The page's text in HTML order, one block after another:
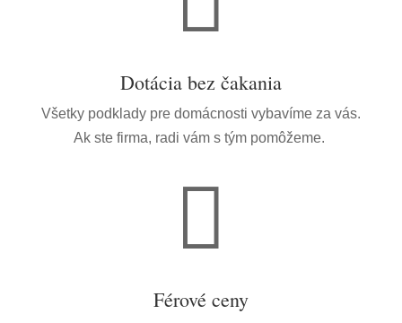
Dotácia bez čakania
Všetky podklady pre domácnosti vybavíme za vás.
Ak ste firma, radi vám s tým pomôžeme.

Férové ceny